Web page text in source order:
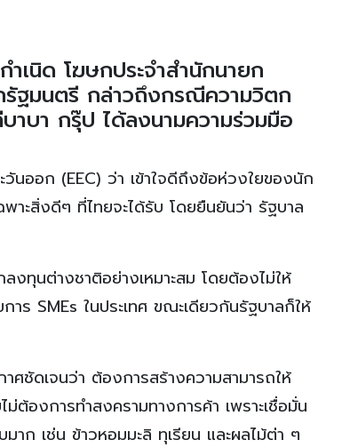
เนิด โฆษกประจำสำนักนายก
รัฐมนตรี กล่าวถึงกรณีความวิตก
าบา กรุ๊ป ได้ลงนามความร่วมมือ
นออก (EEC) ว่า เข้าใจดีถึงข้อห่วงใยของนัก
าะสิ่งดีๆ ที่ไทยจะได้รับ โดยยืนยันว่า รัฐบาล
งทุนต่างชาติอย่างเหมาะสม โดยต้องไม่ให้
ร SMEs ในประเทศ ขณะเดียวกันรัฐบาลก็ให้
ศชัดเจนว่า ต้องการสร้างความสามารถให้
ต้องการทำสงครามทางการค้า เพราะเชื่อมั่น
าก เช่น ข้าวหอมมะลิ ทุเรียน และผลไม้ต่า ๆ